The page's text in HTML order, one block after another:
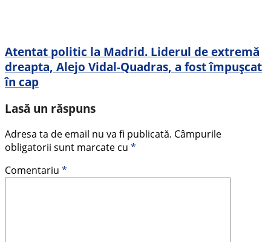
Atentat politic la Madrid. Liderul de extremă
dreapta, Alejo Vidal-Quadras, a fost împușcat
în cap
Lasă un răspuns
Adresa ta de email nu va fi publicată. Câmpurile
obligatorii sunt marcate cu *
Comentariu *